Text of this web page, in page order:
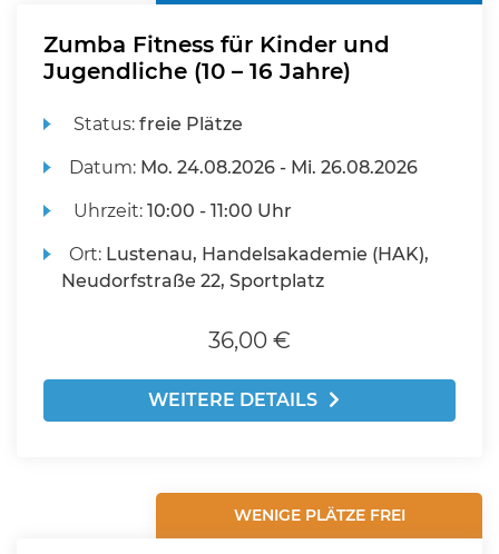
Zumba Fitness für Kinder und
Jugendliche (10 – 16 Jahre)
Status:freie Plätze
Datum: Mo. 24.08.2026 - Mi. 26.08.2026
Uhrzeit:10:00 - 11:00 Uhr
Ort: Lustenau, Handelsakademie (HAK),
Neudorfstraße 22, Sportplatz
36,00 €
WEITERE DETAILS
WENIGE PLÄTZE FREI